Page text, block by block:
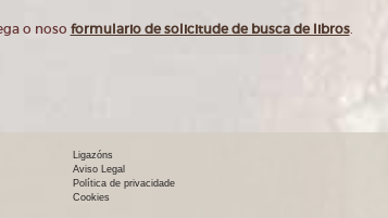
o noso formulario de solicitude de busca de libros.
Ligazóns
Aviso Legal
Política de privacidade
Cookies